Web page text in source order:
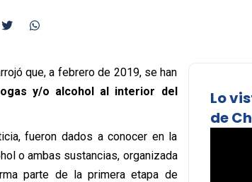
que, a febrero de 2019, se han
y/o alcohol al interior del
fueron dados a conocer en la
o ambas sustancias, organizada
parte de la primera etapa de
Lo
de